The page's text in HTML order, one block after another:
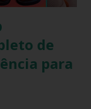
de
para